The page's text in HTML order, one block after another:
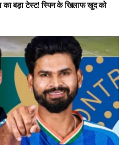
का बड़ा टेस्ट! स्पिन के खिलाफ खुद को